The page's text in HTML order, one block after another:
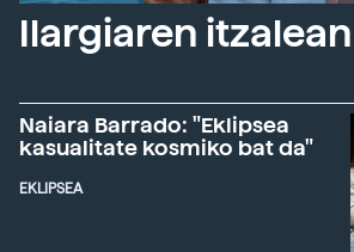
Ilargiaren itzalean
Naiara Barrado: "Eklipsea
kasualitate kosmiko bat da"
EKLIPSEA